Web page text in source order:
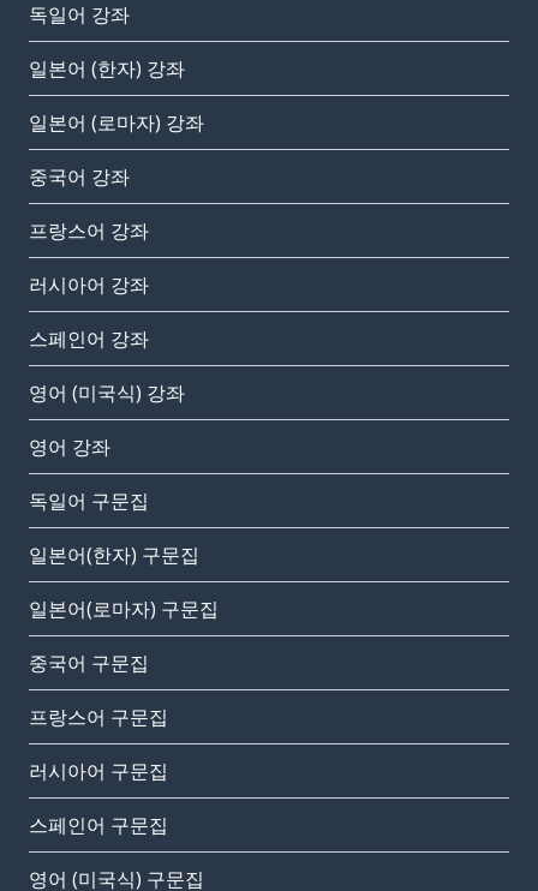
독일어 강좌
일본어 (한자) 강좌
일본어 (로마자) 강좌
중국어 강좌
프랑스어 강좌
러시아어 강좌
스페인어 강좌
영어 (미국식) 강좌
영어 강좌
독일어 구문집
일본어(한자) 구문집
일본어(로마자) 구문집
중국어 구문집
프랑스어 구문집
러시아어 구문집
스페인어 구문집
영어 (미국식) 구문집